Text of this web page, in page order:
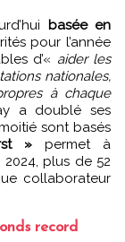
basée en
pour l’année
d’« aider les
nationales,
à chaque
a doublé ses
sont basés
» permet à
plus de 52
collaborateur
record